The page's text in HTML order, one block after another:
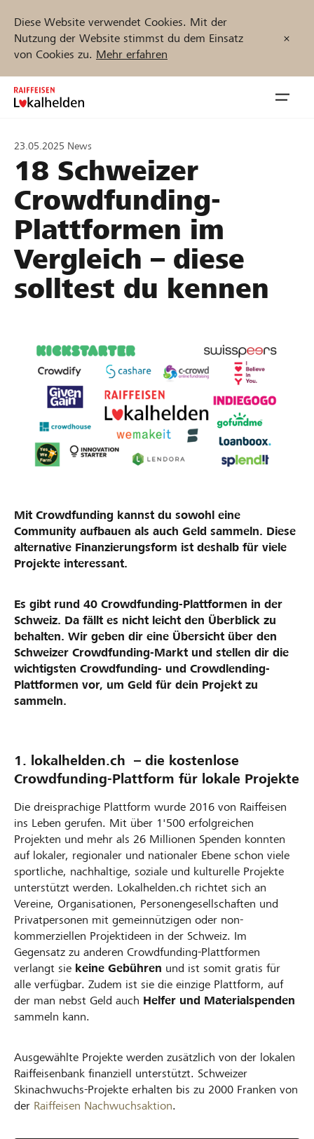
Diese Website verwendet Cookies. Mit der
Nutzung der Website stimmst du dem Einsatz
von Cookies zu. Mehr erfahren
Zum
Inhalt
Unterstützen
Hilfe & Support
Anmelden
Registrieren
Projekte und Organisationen finden
Jetzt starten
DE FR IT
23.05.2025 News
18 Schweizer
Crowdfunding-
Plattformen im
Vergleich – diese
solltest du kennen
Mit Crowdfunding kannst du sowohl eine
Community aufbauen als auch Geld sammeln. Diese
alternative Finanzierungsform ist deshalb für viele
Projekte interessant.
Es gibt rund 40 Crowdfunding-Plattformen in der
Schweiz. Da fällt es nicht leicht den Überblick zu
behalten. Wir geben dir eine Übersicht über den
Schweizer Crowdfunding-Markt und stellen dir die
wichtigsten Crowdfunding- und Crowdlending-
Plattformen vor, um Geld für dein Projekt zu
sammeln.
1. lokalhelden.ch – die kostenlose
Crowdfunding-Plattform für lokale Projekte
Die dreisprachige Plattform wurde 2016 von Raiffeisen
ins Leben gerufen. Mit über 1'500 erfolgreichen
Projekten und mehr als 26 Millionen Spenden konnten
auf lokaler, regionaler und nationaler Ebene schon viele
sportliche, nachhaltige, soziale und kulturelle Projekte
unterstützt werden. Lokalhelden.ch richtet sich an
Vereine, Organisationen, Personengesellschaften und
Privatpersonen mit gemeinnützigen oder non-
kommerziellen Projektideen in der Schweiz. Im
Gegensatz zu anderen Crowdfunding-Plattformen
verlangt sie keine Gebühren und ist somit gratis für
alle verfügbar. Zudem ist sie die einzige Plattform, auf
der man nebst Geld auch Helfer und Materialspenden
sammeln kann.
Ausgewählte Projekte werden zusätzlich von der lokalen
Raiffeisenbank finanziell unterstützt. Schweizer
Skinachwuchs-Projekte erhalten bis zu 2000 Franken von
der Raiffeisen Nachwuchsaktion.